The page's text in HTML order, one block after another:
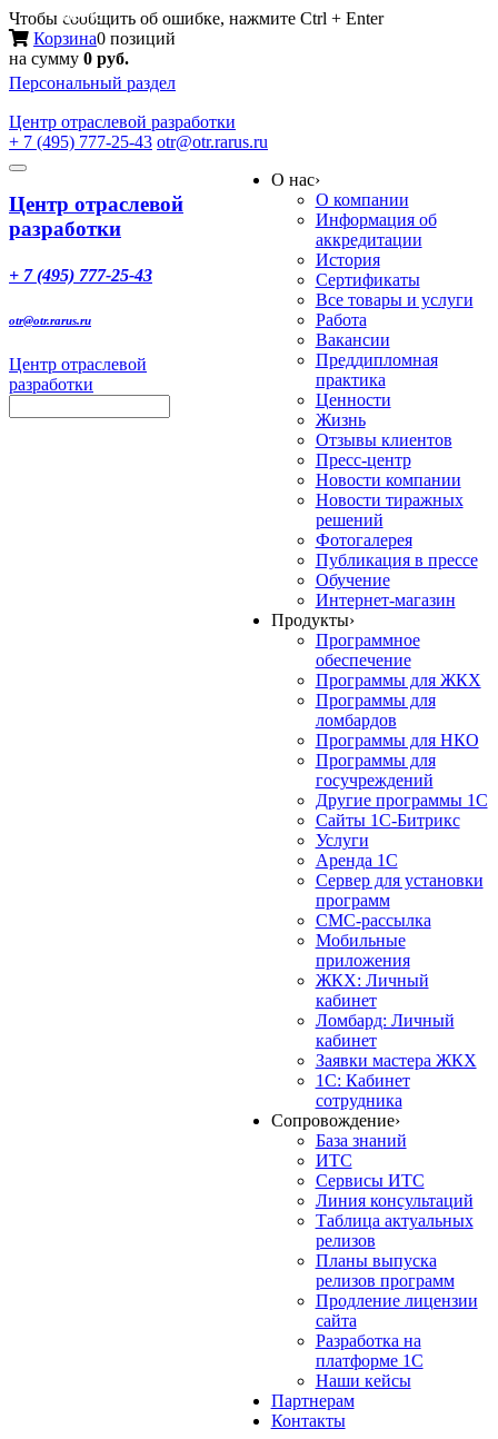
Чтобы сообщить об ошибке, нажмите Ctrl + Enter
Корзина0 позиций
на сумму 0 руб.
Персональный раздел
Центр отраслевой разработки
+ 7 (495) 777-25-43 otr@otr.rarus.ru
Toggle
Меню
Центр отраслевой
разработки
+ 7 (495) 777-25-43
otr@otr.rarus.ru
Центр отраслевой
разработки
О нас›
О компании
Информация об
аккредитации
История
Сертификаты
Все товары и услуги
Работа
Вакансии
Преддипломная
практика
Ценности
Жизнь
Отзывы клиентов
Пресс-центр
Новости компании
Новости тиражных
решений
Фотогалерея
Публикация в прессе
Обучение
Интернет-магазин
Продукты›
Программное
обеспечение
Программы для ЖКХ
Программы для
ломбардов
Программы для НКО
Программы для
госучреждений
Другие программы 1С
Сайты 1С-Битрикс
Услуги
Аренда 1С
Сервер для установки
программ
СМС-рассылка
Мобильные
приложения
ЖКХ: Личный
кабинет
Ломбард: Личный
кабинет
Заявки мастера ЖКХ
1С: Кабинет
сотрудника
Сопровождение›
База знаний
ИТС
Сервисы ИТС
Линия консультаций
Таблица актуальных
релизов
Планы выпуска
релизов программ
Продление лицензии
сайта
Разработка на
платформе 1С
Наши кейсы
Партнерам
Контакты